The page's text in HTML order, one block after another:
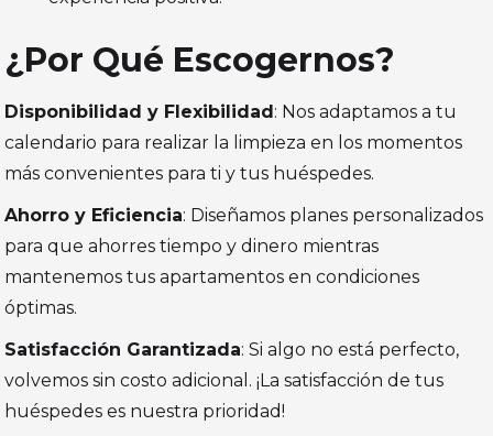
¿Por Qué Escogernos?
Disponibilidad y Flexibilidad : Nos adaptamos a tu
calendario para realizar la limpieza en los momentos
más convenientes para ti y tus huéspedes.
Ahorro y Eficiencia: Diseñamos planes personalizados
para que ahorres tiempo y dinero mientras
mantenemos tus apartamentos en condiciones
óptimas.
Satisfacción Garantizada: Si algo no está perfecto,
volvemos sin costo adicional. ¡La satisfacción de tus
huéspedes es nuestra prioridad!